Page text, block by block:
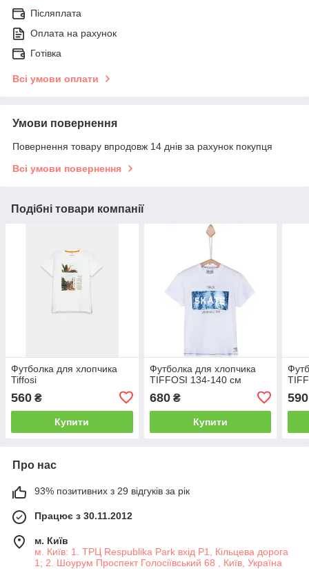
Післяплата
Оплата на рахунок
Готівка
Всі умови оплати
Умови повернення
Повернення товару впродовж 14 днів за рахунок покупця
Всі умови повернення
Подібні товари компанії
Футболка для хлопчика
Tiffosi
560 ₴
Купити
Футболка для хлопчика
TIFFOSI 134-140 см
680₴
Купити
590
Про нас
93% позитивних з 29 відгуків за рік
Працює з 30.11.2012
м. Київ
м. Київ: 1. ТРЦ Respublika Park вхід P1, Кільцева дорога
1; 2. Шоурум Проспект Голосіївський 68 , Київ, Україна